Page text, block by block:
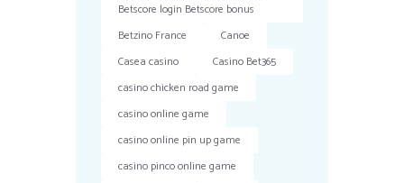
Betscore login Betscore bonus
Betzino France
Canoe
Casea casino
Casino Bet365
casino chicken road game
casino online game
casino online pin up game
casino pinco online game